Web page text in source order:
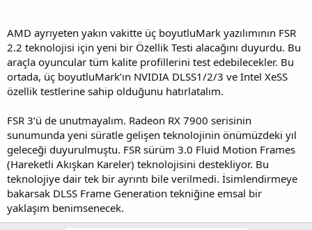
AMD ayrıyeten yakın vakitte üç boyutluMark yazılımının FSR
2.2 teknolojisi için yeni bir Özellik Testi alacağını duyurdu. Bu
araçla oyuncular tüm kalite profillerini test edebilecekler. Bu
ortada, üç boyutluMark’ın NVIDIA DLSS1/2/3 ve Intel XeSS
özellik testlerine sahip olduğunu hatırlatalım.
FSR 3’ü de unutmayalım. Radeon RX 7900 serisinin
sunumunda yeni süratle gelişen teknolojinin önümüzdeki yıl
geleceği duyurulmuştu. FSR sürüm 3.0 Fluid Motion Frames
(Hareketli Akışkan Kareler) teknolojisini destekliyor. Bu
teknolojiye dair tek bir ayrıntı bile verilmedi. İsimlendirmeye
bakarsak DLSS Frame Generation tekniğine emsal bir
yaklaşım benimsenecek.